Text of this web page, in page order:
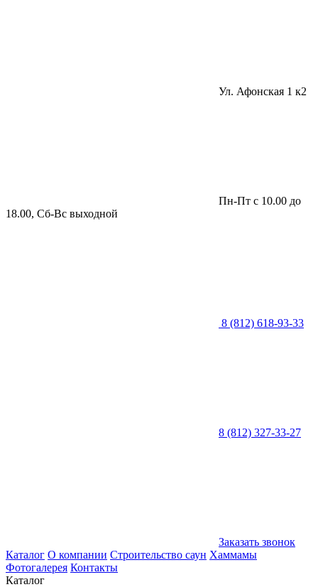
Ул. Афонская 1 к2
Пн-Пт с 10.00 до
18.00, Сб-Вс выходной
8 (812) 618-93-33
8 (812) 327-33-27
Заказать звонок
Каталог О компании Строительство саун Хаммамы
Фотогалерея Контакты
Каталог